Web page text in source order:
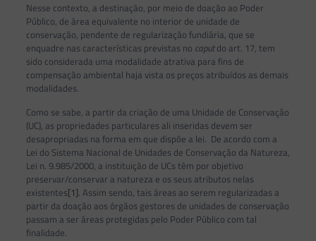
Nesse contexto, a destinação, por meio de doação ao Poder
Público, de área equivalente no interior de unidade de
conservação, pendente de regularização fundiária, que se
enquadre nas características previstas no caputdo art. 17, tem
sido considerada uma modalidade atrativa para fins de
compensação ambiental haja vista os preços atribuídos as demais
modalidades.
Como se sabe, a partir da criação de uma Unidade de Conservação
(UC), as propriedades particulares ali inseridas devem ser
desapropriadas na forma em que dispõe a lei. De acordo com a
Lei do Sistema Nacional de Unidades de Conservação da Natureza,
Lei n. 9.985/2000, a instituição de UCs têm por objetivo
preservar/conservar a natureza e os seus atributos nelas
existentes[1]. Assim sendo, tais áreas ao serem regularizadas a
partir da doação aos órgãos gestores de unidades de conservação
passam a ser áreas protegidas pelo Poder Público com tal
finalidade.